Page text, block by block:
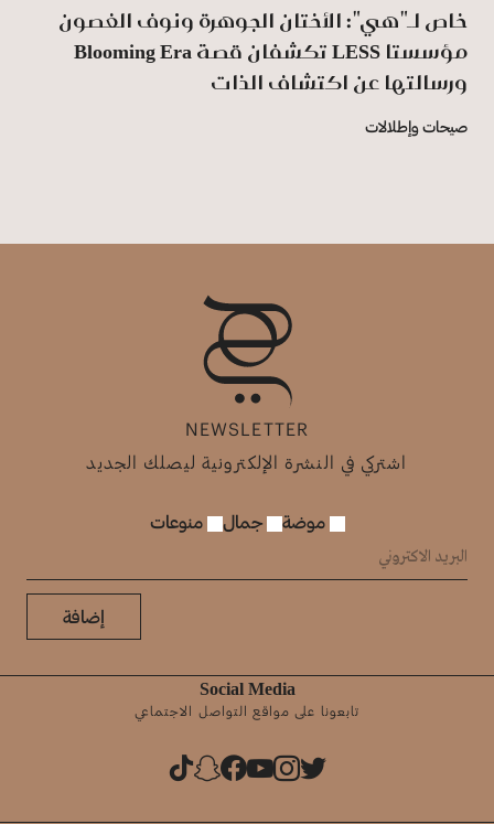
خاص لـ"هي": الأختان الجوهرة ونوف الغصون
مؤسستا LESS تكشفان قصة Blooming Era
ورسالتها عن اكتشاف الذات
صيحات وإطلالات
NEWSLETTER
اشتركي في النشرة الإلكترونية ليصلك الجديد
موضة جمال منوعات
إضافة
Social Media
تابعونا على مواقع التواصل الاجتماعي